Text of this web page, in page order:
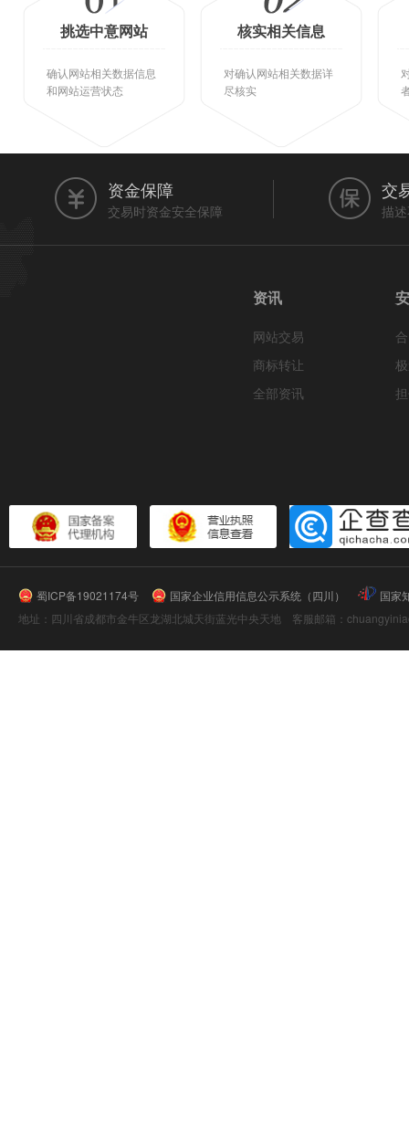
挑选中意网站
确认网站相关数据信息
和网站运营状态
核实相关信息
对确认网站相关数据详
尽核实
资金保障
交易时资金安全保障
交
描
资讯
网站交易
商标转让
全部资讯
蜀ICP备19021174号 国家企业信用信息公示系统（四川）
国家
地址：四川省成都市金牛区龙湖北城天街蓝光中央天地 客服邮箱：